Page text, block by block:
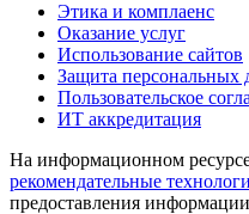
Этика и комплаенс
Оказание услуг
Использование сайтов
Защита персональных
Пользовательское
ИТ аккредитация
На информационном
рекомендательные
предоставления